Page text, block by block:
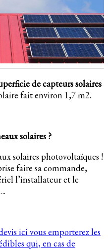
de capteurs solaires
fait environ 1,7 m2.
solaires ?
solaires photovoltaïques !
faire sa commande,
l’installateur et le
ici vous emporterez les
qui, en cas de